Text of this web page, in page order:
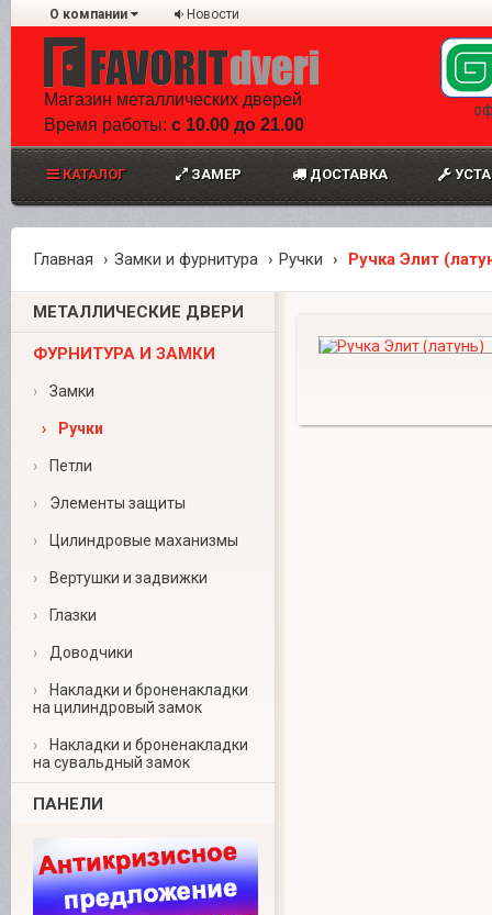
О компании Новости
Магазин металлических дверей
Время работы: с 10.00 до 21.00
КАТАЛОГ ЗАМЕР ДОСТАВКА
Главная Замки и фурнитура Ручки Ручка Элит
МЕТАЛЛИЧЕСКИЕ ДВЕРИ
ФУРНИТУРА И ЗАМКИ
› Замки
› Ручки
› Петли
› Элементы защиты
› Цилиндровые маханизмы
› Вертушки и задвижки
› Глазки
› Доводчики
›
Накладки и броненакладки
на цилиндровый замок
›
Накладки и броненакладки
на сувальдный замок
ПАНЕЛИ